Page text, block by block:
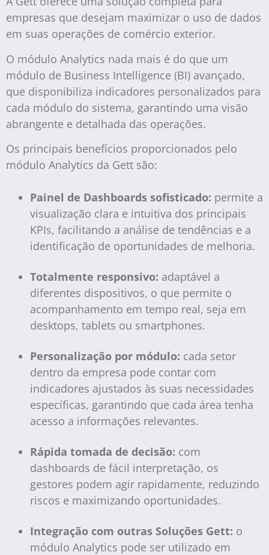
empresas que desejam maximizar o uso de dados
em suas operações de comércio exterior.
O módulo Analytics nada mais é do que um
módulo de Business Intelligence (BI) avançado,
que disponibiliza indicadores personalizados para
cada módulo do sistema, garantindo uma visão
abrangente e detalhada das operações.
Os principais benefícios proporcionados pelo
módulo Analytics da Gett são:
Painel de Dashboards sofisticado: permite a
visualização clara e intuitiva dos principais
KPIs, facilitando a análise de tendências e a
identificação de oportunidades de melhoria.
Totalmente responsivo: adaptável a
diferentes dispositivos, o que permite o
acompanhamento em tempo real, seja em
desktops, tablets ou smartphones.
Personalização por módulo: cada setor
dentro da empresa pode contar com
indicadores ajustados às suas necessidades
específicas, garantindo que cada área tenha
acesso a informações relevantes.
Rápida tomada de decisão: com
dashboards de fácil interpretação, os
gestores podem agir rapidamente, reduzindo
riscos e maximizando oportunidades.
Integração com outras Soluções Gett: o
módulo Analytics pode ser utilizado em